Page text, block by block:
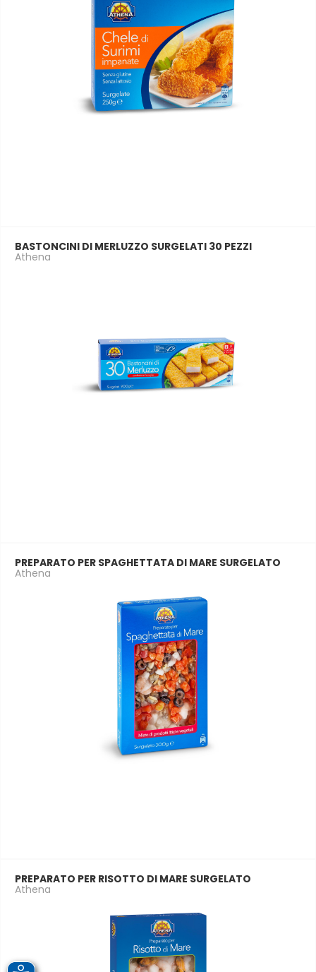
BASTONCINI DI MERLUZZO SURGELATI 30 PEZZI
Athena
PREPARATO PER SPAGHETTATA DI MARE SURGELATO
Athena
PREPARATO PER RISOTTO DI MARE SURGELATO
Athena